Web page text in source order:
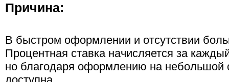
Причина:
В быстром оформлении и отсутствии
Процентная ставка начисляется за
но благодаря оформлению на небольшой